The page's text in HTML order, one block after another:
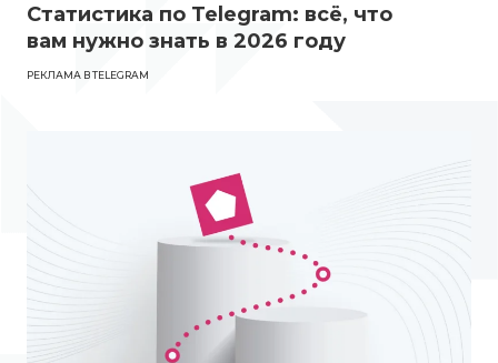
Статистика по Telegram: всё, что
вам нужно знать в 2026 году
РЕКЛАМА В TELEGRAM